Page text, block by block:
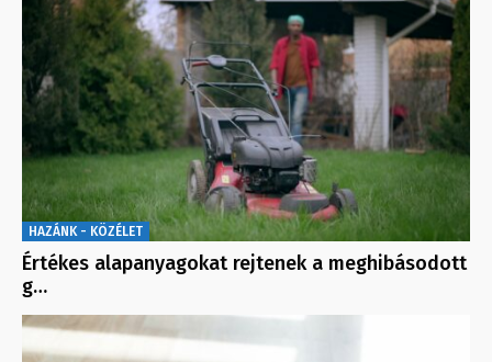
HAZÁNK - KÖZÉLET
Értékes alapanyagokat rejtenek a meghibásodott
g…